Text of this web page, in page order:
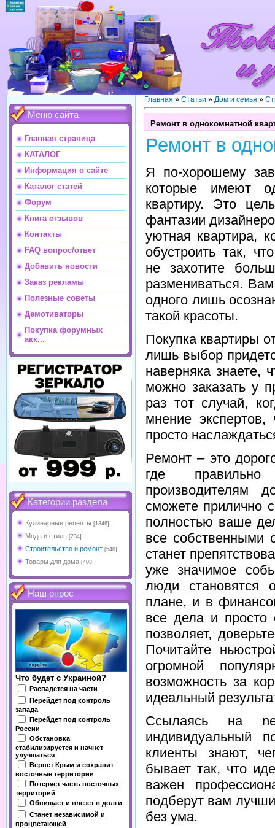
Меню сайта
Главная страница
КАТАЛОГ
Информация о сайте
Каталог статей
Форум
Книга отзывов
Контакты
FAQ вопрос/ответ
Добавить новости
Заказ рекламы
Полезные советы
Демотиваторы
Покупка форумных
акк...
Категории раздела
Кулинарные рецепты [1346]
Мода и стиль [234]
Строительство и ремонт [548]
Товары для дома [403]
Наш опрос
Что будет с Украиной?
Распадется на части
Перейдет под контроль
запада
Перейдет под контроль
России
Обстановка
стабилизируется и начнет
улучшаться
Вернет Крым и сохранит
восточные территории
Потеряет часть восточных
территорий
Обнищает и влезет в долги
Станет независимой и
процветающей
Главная » Статьи » Дом и семья »
Ремонт в однокомнатной
Ремонт в
Я по-хорошему
которые имеют
квартиру. Это
фантазии
уютная квартира,
обустроить так,
не захотите
размениваться.
одного лишь
такой красоты.
Покупка квартиры
лишь выбор
наверняка знаете,
можно заказать у
раз тот случай,
мнение
просто
Ремонт – это
где правильно
производителям
сможете прилично
полностью ваше
все собственными
станет
уже значимое
люди становятся
плане, и в
все дела и просто
позволяет,
Почитайте
огромной
возможность за
идеальный
Ссылаясь на
индивидуальный
клиенты знают,
бывает так, что
важен
подберут вам
без ума.